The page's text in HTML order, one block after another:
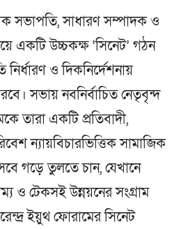
সভাপতি, সাধারণ সম্পাদক ও
একটি উচ্চকক্ষ ‘সিনেট’ গঠন
ও দিকনির্দেশনায়
সভায় নবনির্বাচিত নেতৃবৃন্দ
তারা একটি প্রতিবাদী,
ন্যায়বিচারভিত্তিক সামাজিক
গড়ে তুলতে চান, যেখানে
ও টেকসই উন্নয়নের সংগ্রাম
ইয়ুথ ফোরামের সিনেট